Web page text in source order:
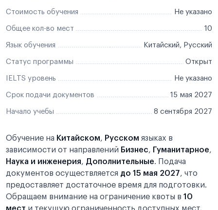
Стоимость обучения Не указано
Общее кол-во мест 10
Язык обучения Китайский, Русский
Статус программы Открыт
IELTS уровень Не указано
Срок подачи документов 15 мая 2027
Начало учебы 8 сентября 2027
Обучение на Китайском, Русском языках в
зависимости от направлений Бизнес, Гуманитарное,
Наука и инженерия, Дополнительные. Подача
документов осуществляется до 15 мая 2027, что
предоставляет достаточное время для подготовки.
Обращаем внимание на ограничение квоты в 10